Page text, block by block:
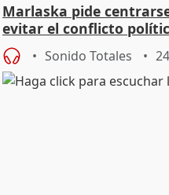
Marlaska pide
evitar el conflicto
Sonido Totales